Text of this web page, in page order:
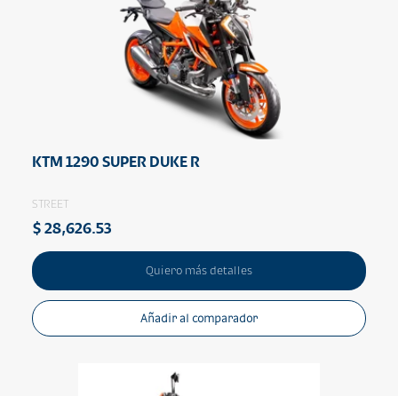
KTM 1290 SUPER DUKE R
STREET
$ 28,626.53
Quiero más detalles
Añadir al comparador